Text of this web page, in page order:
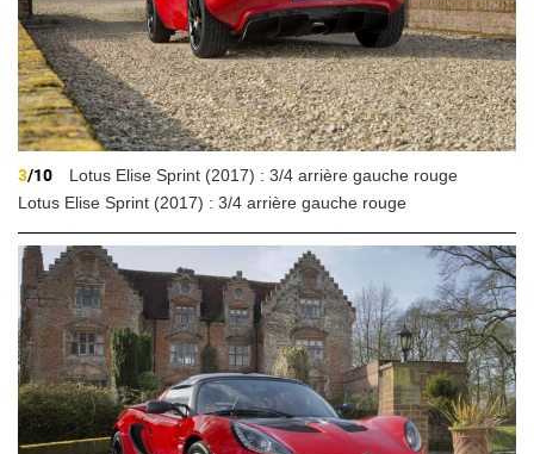
3/10
Lotus Elise Sprint (2017) : 3/4 arrière gauche rouge
Lotus Elise Sprint (2017) : 3/4 arrière gauche rouge